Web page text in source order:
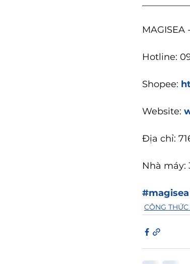
MAGISEA
Hotline:
Shopee:
Website:
Địa chỉ:
Nhà máy:
#magisea
CÔNG